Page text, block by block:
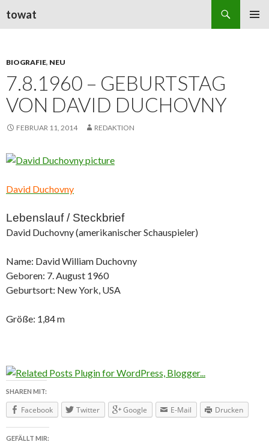
towat
BIOGRAFIE, NEU
7.8.1960 – GEBURTSTAG
VON DAVID DUCHOVNY
FEBRUAR 11, 2014 REDAKTION
David Duchovny
Lebenslauf / Steckbrief
David Duchovny (amerikanischer Schauspieler)
Name: David William Duchovny
Geboren: 7. August 1960
Geburtsort: New York, USA
Größe: 1,84 m
SHAREN MIT:
Facebook Twitter Google E-Mail Drucken
GEFÄLLT MIR: